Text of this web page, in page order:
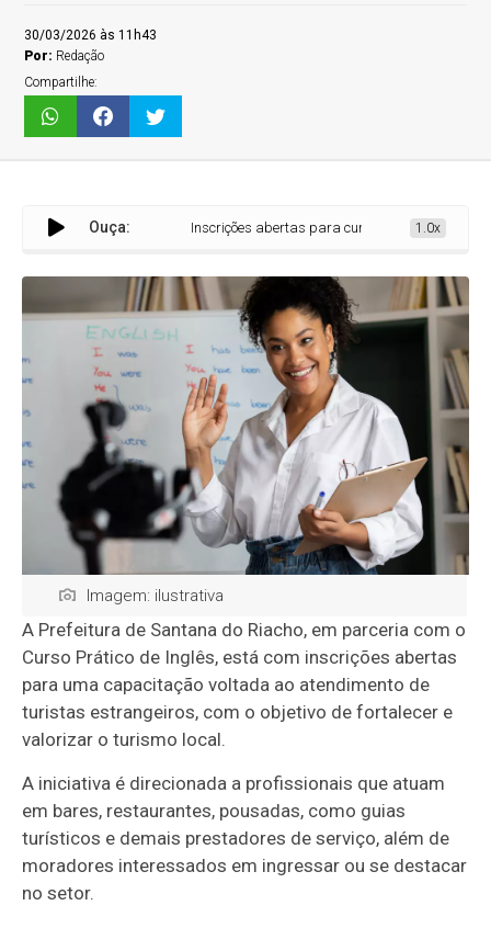
30/03/2026 às 11h43
Por: Redação
Compartilhe:
Ouça: Inscrições abertas para curso prático de inglês em
1.0x
Imagem: ilustrativa
A Prefeitura de Santana do Riacho, em parceria com o
Curso Prático de Inglês, está com inscrições abertas
para uma capacitação voltada ao atendimento de
turistas estrangeiros, com o objetivo de fortalecer e
valorizar o turismo local.
A iniciativa é direcionada a profissionais que atuam
em bares, restaurantes, pousadas, como guias
turísticos e demais prestadores de serviço, além de
moradores interessados em ingressar ou se destacar
no setor.